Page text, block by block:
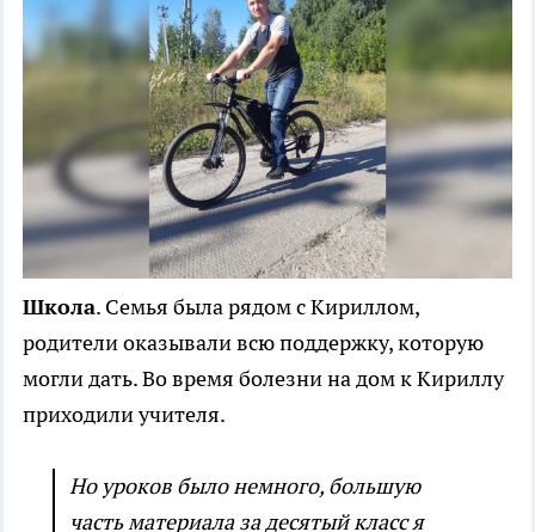
Школа. Семья была рядом с Кириллом,
родители оказывали всю поддержку, которую
могли дать. Во время болезни на дом к Кириллу
приходили учителя.
Но уроков было немного, большую
часть материала за десятый класс я